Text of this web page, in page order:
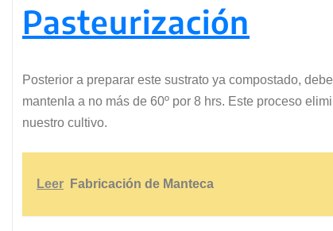
Pasteurización
Posterior a preparar este sustrato ya compostado,
mantenla a no más de 60º por 8 hrs. Este proceso
nuestro cultivo.
Leer Fabricación de Manteca